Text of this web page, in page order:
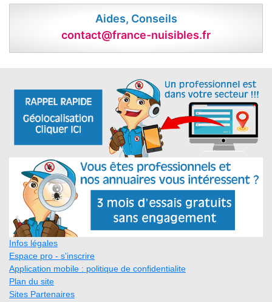
Aides, Conseils
contact@france-nuisibles.fr
Infos légales
Espace pro - s'inscrire
Application mobile : politique de confidentialite
Plan du site
Sites Partenaires